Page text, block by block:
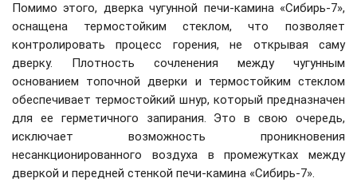
Помимо этого, дверка чугунной печи-камина «Сибирь-7»,
оснащена термостойким стеклом, что позволяет
контролировать процесс горения, не открывая саму
дверку. Плотность сочленения между чугунным
основанием топочной дверки и термостойким стеклом
обеспечивает термостойкий шнур, который предназначен
для ее герметичного запирания. Это в свою очередь,
исключает возможность проникновения
несанкционированного воздуха в промежутках между
дверкой и передней стенкой печи-камина «Сибирь-7».